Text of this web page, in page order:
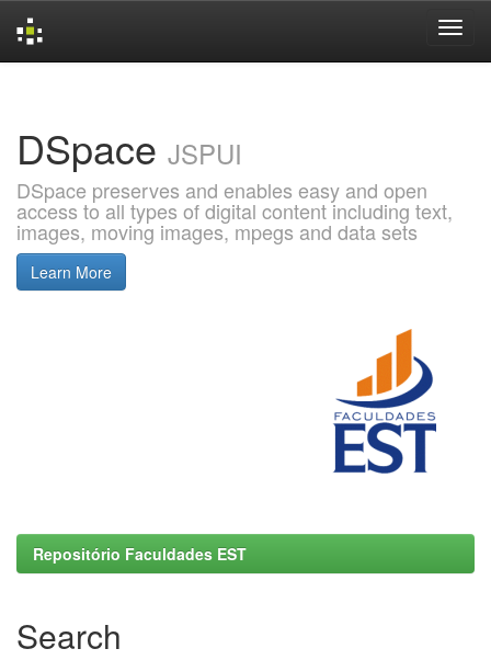
DSpace JSPUI
DSpace preserves and enables easy and open
access to all types of digital content including text,
images, moving images, mpegs and data sets
Learn More
Repositório Faculdades EST
Search